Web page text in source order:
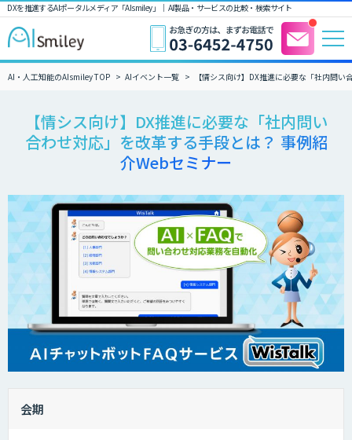
DXを推進するAIポータルメディア「AIsmiley」｜ AI製品・サービスの比較・検索サイト
AI・人工知能のAIsmiley TOP AIイベント一覧 【情シス向け】DX推進に必要な「社内問
【情シス向け】DX推進に必要な「社内問い
合わせ対応」を改革する手段とは？ 事例紹
介Webセミナー
会期